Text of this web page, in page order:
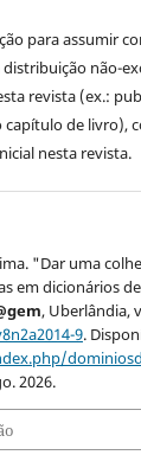
para assumir
não-
revista (ex.:
de livro),
nesta revista.
"Dar uma
em dicionários
, Uberlândia,
9.
2026.